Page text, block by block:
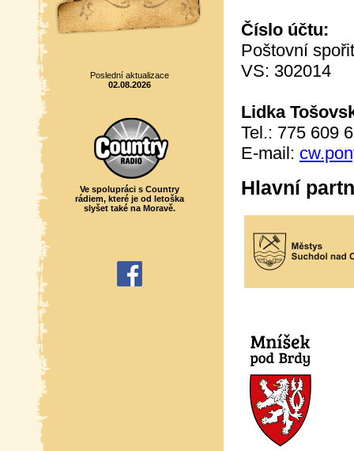
Poslední aktualizace
02.08.2026
Ve spolupráci s Country
rádiem, které je od letoška
slyšet také na Moravě.
Číslo účtu:
Poštovní
VS: 302014
Lidka
Tel.: 775 609
E-mail:
Hlavní